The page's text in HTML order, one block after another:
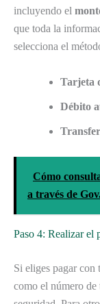
incluyendo el
que toda la
selecciona el
Tarjeta
Débito
Cómo
a través de
Paso 4: Realizar el
Si eliges pagar con
como el número